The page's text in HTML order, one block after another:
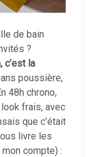
de bain
?
c’est la
poussière,
48h chrono,
frais, avec
que c’était
livre les
compte) :